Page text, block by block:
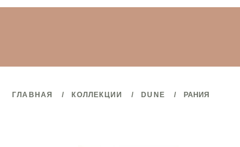
ГЛАВНАЯ КОЛЛЕКЦИИ DUNE РАНИЯ